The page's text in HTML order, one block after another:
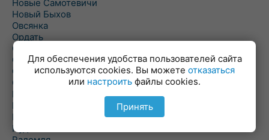
Новые Самотевичи
Новый Быхов
Овсянка
Ордать
Ореховка
Осиновка
Осиповичи
Осово
Павловичи
Паршино
Петуховка
Пудовня
Для обеспечения удобства пользователей сайта
используются cookies. Вы можете отказаться
или настроить файлы cookies.
Принять